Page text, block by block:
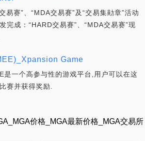
易赛”、“MDA交易赛”及“交易集勛章”活动
完成：“HARD交易赛”、“MDA交易赛”现
Game
是一个高参与性的游戏平台,用户可以在这
赛并获得奖励.
价格_MGA最新价格_MGA交易所